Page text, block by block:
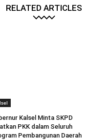
RELATED ARTICLES
Kalsel Minta SKPD
PKK dalam Seluruh
Pembangunan Daerah